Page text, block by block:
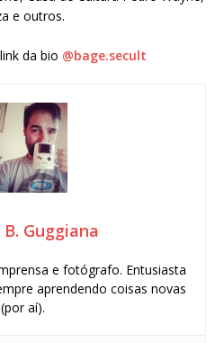
e outros.
da bio @bage.secult
Guggiana
e fotógrafo. Entusiasta
aprendendo coisas novas
(por aí).